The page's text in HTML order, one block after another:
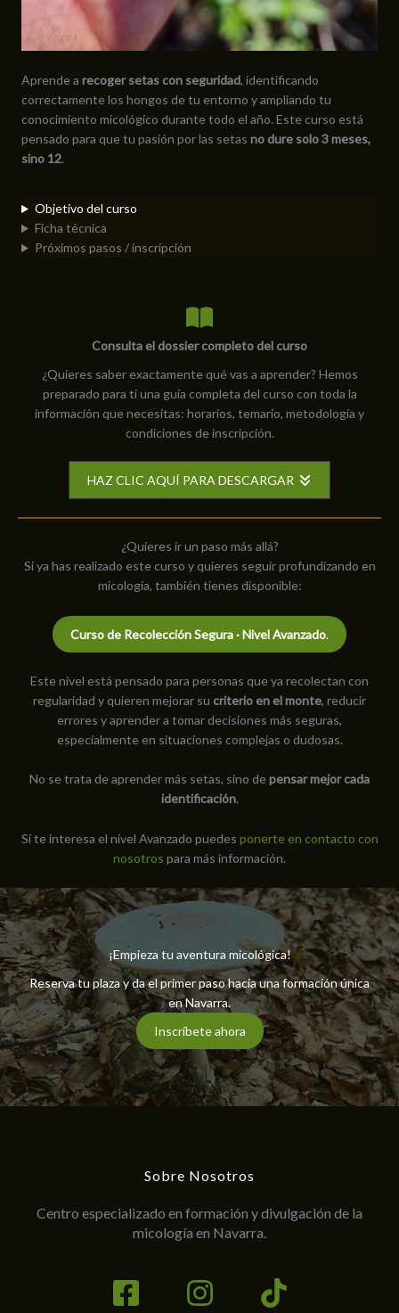
Aprende a recoger setas con seguridad, identificando
correctamente los hongos de tu entorno y ampliando tu
conocimiento micológico durante todo el año. Este curso está
pensado para que tu pasión por las setas no dure solo 3 meses,
sino 12.
Objetivo del curso
Ficha técnica
Próximos pasos / inscripción
Consulta el dossier completo del curso
¿Quieres saber exactamente qué vas a aprender? Hemos
preparado para ti una guía completa del curso con toda la
información que necesitas: horarios, temario, metodología y
condiciones de inscripción.
HAZ CLIC AQUÍ PARA DESCARGAR
¿Quieres ir un paso más allá?
Si ya has realizado este curso y quieres seguir profundizando en
micología, también tienes disponible:
Curso de Recolección Segura · Nivel Avanzado.
Este nivel está pensado para personas que ya recolectan con
regularidad y quieren mejorar su criterio en el monte, reducir
errores y aprender a tomar decisiones más seguras,
especialmente en situaciones complejas o dudosas.
No se trata de aprender más setas, sino depensar mejor cada
identificación.
Si te interesa el nivel Avanzado puedes ponerte en contacto con
nosotros para más información.
¡Empieza tu aventura micológica!
Reserva tu plaza y da el primer paso hacia una formación única
en Navarra.
Inscríbete ahora
Sobre Nosotros
Centro especializado en formación y divulgación de la
micología en Navarra.